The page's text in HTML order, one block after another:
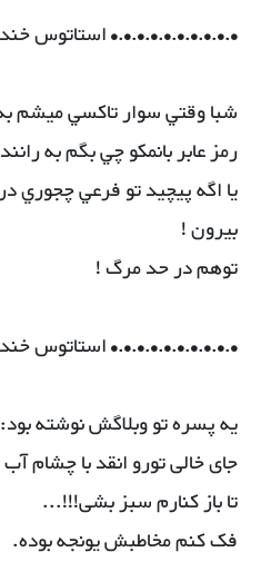
•.•.•.•.•.•.•.•.•.• استاتوس
شبا وقتي سوار تاکسي ميشم
رمز عابر بانمکو چي بگم به
يا اگه پيچيد تو فرعي چجوري
بيرون !
توهم در حد مرگ !
•.•.•.•.•.•.•.•.•.• استاتوس
یه پسره تو وبلاگش نوشته بود:
جای خالی تورو انقد با چشام
تا باز کنارم سبز بشی!!!...
فک کنم مخاطبش یونجه بوده.